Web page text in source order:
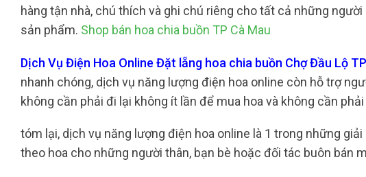
hàng tận nhà, chú thích và ghi chú riêng cho tất cả những
sản phẩm. Shop bán hoa chia buồn TP Cà Mau
Dịch Vụ Điện Hoa Online Đặt lẵng hoa chia buồn Chợ Đầu Lộ
nhanh chóng, dịch vụ năng lượng điện hoa online còn hỗ trợ
không cần phải đi lại không ít lần để mua hoa và không cần
tóm lại, dịch vụ năng lượng điện hoa online là 1 trong những
theo hoa cho những người thân, bạn bè hoặc đối tác buôn bán